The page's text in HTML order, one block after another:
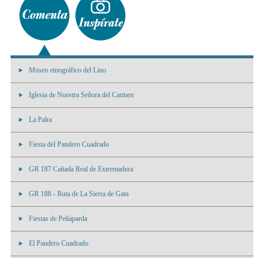
Museo etnográfico del Lino
Iglesia de Nuestra Señora del Carmen
La Palra
Fiesta del Pandero Cuadrado
GR 187 Cañada Real de Extremadura
GR 188 - Ruta de La Sierra de Gata
Fiestas de Peñaparda
El Pandero Cuadrado